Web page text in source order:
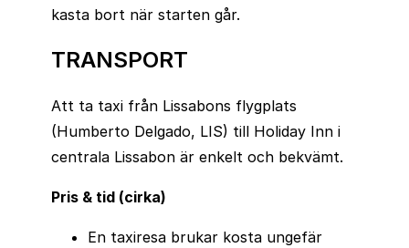
kasta bort när starten går.
TRANSPORT
Att ta taxi från Lissabons flygplats
(Humberto Delgado, LIS) till Holiday Inn i
centrala Lissabon är enkelt och bekvämt.
Pris & tid (cirka)
En taxiresa brukar kosta ungefär